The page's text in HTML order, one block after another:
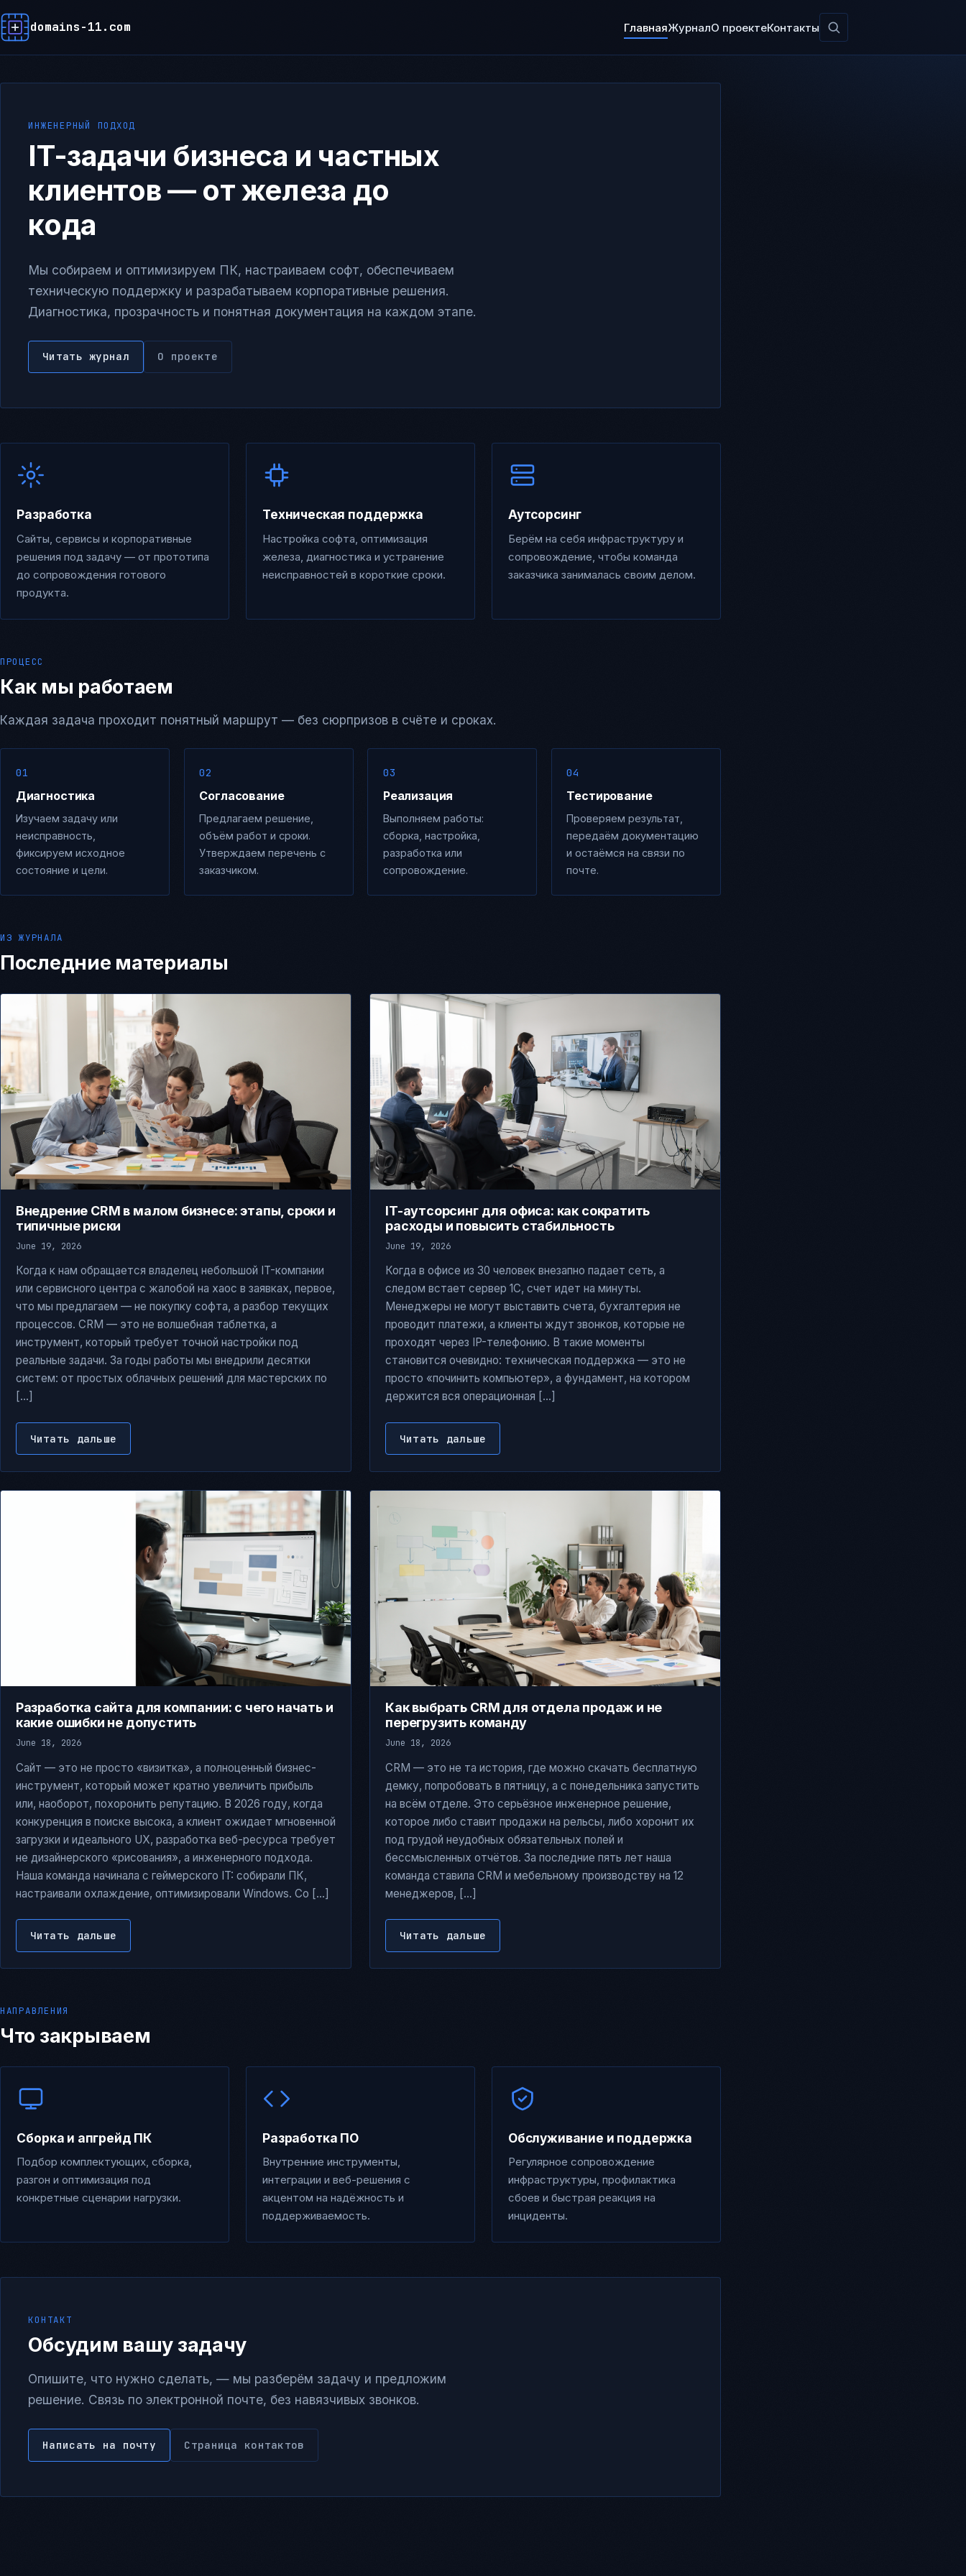
domains-11.com ГлавнаяЖурналО проектеКонтакты
ИНЖЕНЕРНЫЙ ПОДХОД
IT-задачи бизнеса и частных
клиентов — от железа до
кода
Мы собираем и оптимизируем ПК, настраиваем софт, обеспечиваем
техническую поддержку и разрабатываем корпоративные решения.
Диагностика, прозрачность и понятная документация на каждом этапе.
Читать журнал О проекте
Разработка
Сайты, сервисы и корпоративные
решения под задачу — от прототипа
до сопровождения готового
продукта.
Техническая поддержка
Настройка софта, оптимизация
железа, диагностика и устранение
неисправностей в короткие сроки.
Аутсорсинг
Берём на себя инфраструктуру и
сопровождение, чтобы команда
заказчика занималась своим делом.
ПРОЦЕСС
Как мы работаем
Каждая задача проходит понятный маршрут — без сюрпризов в счёте и сроках.
Диагностика
Изучаем задачу или
неисправность,
фиксируем исходное
состояние и цели.
Согласование
Предлагаем решение,
объём работ и сроки.
Утверждаем перечень с
заказчиком.
Реализация
Выполняем работы:
сборка, настройка,
разработка или
сопровождение.
Тестирование
Проверяем результат,
передаём документацию
и остаёмся на связи по
почте.
ИЗ ЖУРНАЛА
Последние материалы
Внедрение CRM в малом бизнесе: этапы, сроки и
типичные риски
June 19, 2026
Когда к нам обращается владелец небольшой IT-компании
или сервисного центра с жалобой на хаос в заявках, первое,
что мы предлагаем — не покупку софта, а разбор текущих
процессов. CRM — это не волшебная таблетка, а
инструмент, который требует точной настройки под
реальные задачи. За годы работы мы внедрили десятки
систем: от простых облачных решений для мастерских по
[…]
Читать дальше
IT-аутсорсинг для офиса: как сократить
расходы и повысить стабильность
June 19, 2026
Когда в офисе из 30 человек внезапно падает сеть, а
следом встает сервер 1С, счет идет на минуты.
Менеджеры не могут выставить счета, бухгалтерия не
проводит платежи, а клиенты ждут звонков, которые не
проходят через IP-телефонию. В такие моменты
становится очевидно: техническая поддержка — это не
просто «починить компьютер», а фундамент, на котором
держится вся операционная […]
Читать дальше
Разработка сайта для компании: с чего начать и
какие ошибки не допустить
June 18, 2026
Сайт — это не просто «визитка», а полноценный бизнес-
инструмент, который может кратно увеличить прибыль
или, наоборот, похоронить репутацию. В 2026 году, когда
конкуренция в поиске высока, а клиент ожидает мгновенной
загрузки и идеального UX, разработка веб-ресурса требует
не дизайнерского «рисования», а инженерного подхода.
Наша команда начинала с геймерского IT: собирали ПК,
настраивали охлаждение, оптимизировали Windows. Со […]
Читать дальше
Как выбрать CRM для отдела продаж и не
перегрузить команду
June 18, 2026
CRM — это не та история, где можно скачать бесплатную
демку, попробовать в пятницу, а с понедельника запустить
на всём отделе. Это серьёзное инженерное решение,
которое либо ставит продажи на рельсы, либо хоронит их
под грудой неудобных обязательных полей и
бессмысленных отчётов. За последние пять лет наша
команда ставила CRM и мебельному производству на 12
менеджеров, […]
Читать дальше
НАПРАВЛЕНИЯ
Что закрываем
Сборка и апгрейд ПК
Подбор комплектующих, сборка,
разгон и оптимизация под
конкретные сценарии нагрузки.
Разработка ПО
Внутренние инструменты,
интеграции и веб-решения с
акцентом на надёжность и
поддерживаемость.
Обслуживание и поддержка
Регулярное сопровождение
инфраструктуры, профилактика
сбоев и быстрая реакция на
инциденты.
КОНТАКТ
Обсудим вашу задачу
Опишите, что нужно сделать, — мы разберём задачу и предложим
решение. Связь по электронной почте, без навязчивых звонков.
Написать на почту Страница контактов